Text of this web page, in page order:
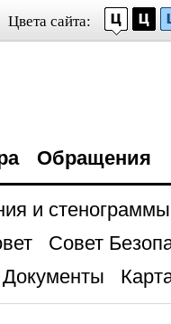
Цвета сайта:
Обращения
и стенограммы
Совет
Документы